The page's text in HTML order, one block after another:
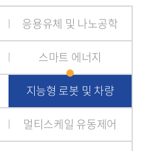
응용유체 및 나노공학
스마트 에너지
지능형 로봇 및 차량
멀티스케일 유동제어